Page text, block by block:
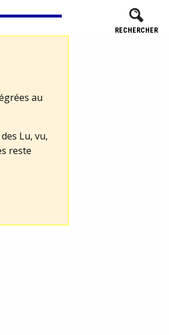
RECHERCHER
au
Lu, vu,
reste